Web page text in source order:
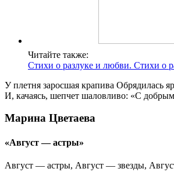
Читайте также:
Стихи о разлуке и любви. Стихи о
У плетня заросшая крапива Обрядилась
И, качаясь, шепчет шаловливо: «С
Марина Цветаева
«Август — астры»
Август — астры, Август — звезды,